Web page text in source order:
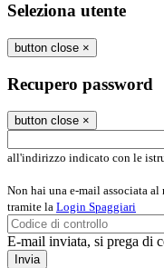
Seleziona utente
button close ×
Recupero password
button close ×
all'indirizzo indicato con le
Non hai una e-mail associata
tramite la Login Spaggiari
E-mail inviata, si prega di